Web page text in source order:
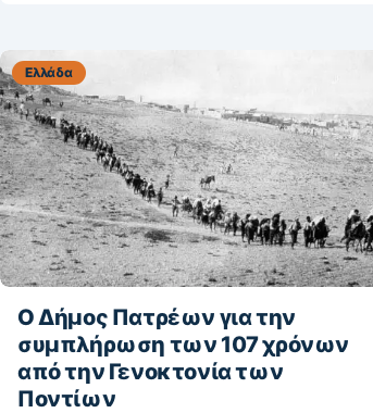
Ελλάδα
Ο Δήμος Πατρέων για την
συμπλήρωση των 107 χρόνων
από την Γενοκτονία των
Ποντίων